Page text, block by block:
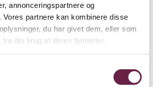
annonceringspartnere og
Vores partnere kan kombinere disse
du har givet dem, eller som
din brug af deres tjenester.
History mix 6 stk. dybe tallerkener på 17
Riflet, Blå Mega Riflet og Hvid Riflet er
gavesæt, der repræsenterer tre særlige